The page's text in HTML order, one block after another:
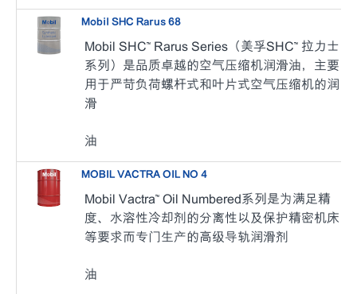
Mobil SHC Rarus 68
Mobil SHC™ Rarus Series（美孚SHC™ 拉力士
系列）是品质卓越的空气压缩机润滑油，主要
用于严苛负荷螺杆式和叶片式空气压缩机的润
滑
油
MOBIL VACTRA OIL NO 4
Mobil Vactra™ Oil Numbered系列是为满足精
度、水溶性冷却剂的分离性以及保护精密机床
等要求而专门生产的高级导轨润滑剂
油